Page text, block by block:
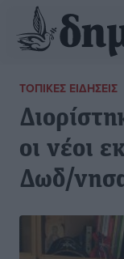
ΤΟΠΙΚΈΣ ΕΙΔΉΣΕΙΣ
οι νέοι
Δωδ/